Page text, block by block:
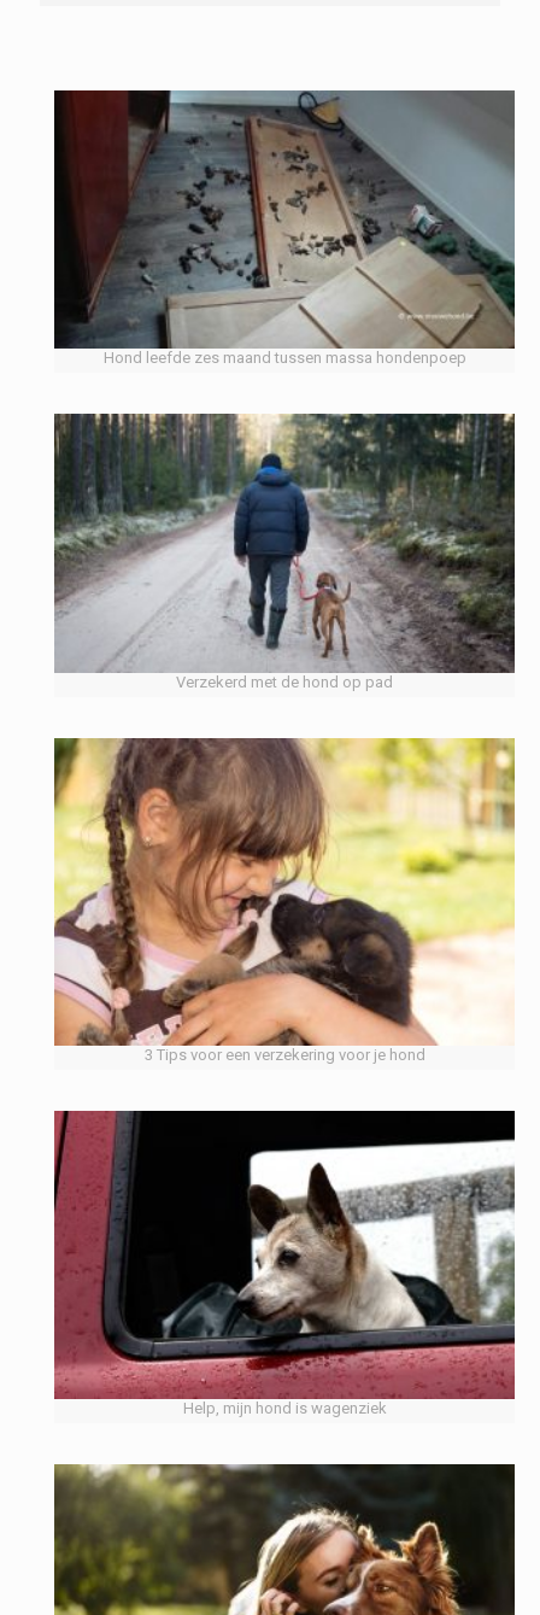
Hond leefde zes maand tussen massa hondenpoep
Verzekerd met de hond op pad
3 Tips voor een verzekering voor je hond
Help, mijn hond is wagenziek